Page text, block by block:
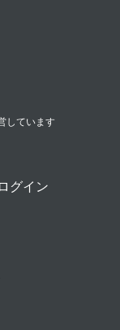
しています
ログイン